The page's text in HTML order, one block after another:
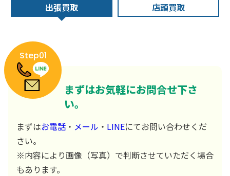
出張買取 店頭買取
Step01
まずはお気軽にお問合せ下さ
い。
まずはお電話 ・ メール ・ LINEにてお問い合わせくだ
さい。
※内容により画像（写真）で判断させていただく場合
もあります。